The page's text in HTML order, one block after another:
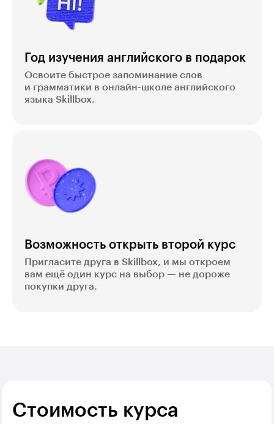
Год изучения английского в подарок
Освоите быстрое запоминание слов
и грамматики в онлайн-школе английского
языка Skillbox.
Возможность открыть второй курс
Пригласите друга в Skillbox, и мы откроем
вам ещё один курс на выбор — не дороже
покупки друга.
Стоимость курса